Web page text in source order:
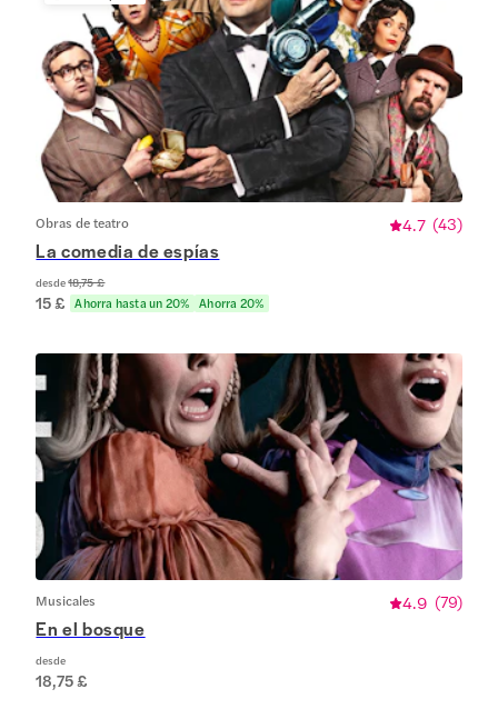
Obras de teatro 4.7 (43)
La comedia de espías
desde18,75 £
15 £ Ahorra hasta un 20% Ahorra 20%
Musicales 4.9 (79)
En el bosque
desde
18,75 £